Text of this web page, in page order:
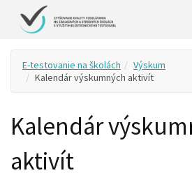
E-testovanie na školách
Výskum
Kalendár výskumných aktivít
Kalendár
aktivít